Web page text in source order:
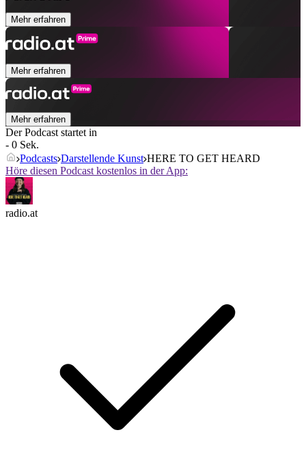
Mehr erfahren
Mehr erfahren
Mehr erfahren
Der Podcast startet in
- 0 Sek.
Podcasts Darstellende Kunst HERE TO GET HEARD
Höre diesen Podcast kostenlos in der App:
radio.at